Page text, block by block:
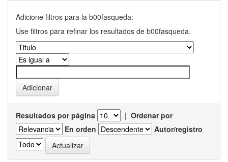
Adicione filtros para la b00fasqueda:
Use filtros para refinar los resultados de b00fasqueda.
Resultados por página | Ordenar por
En orden
Autor/registro